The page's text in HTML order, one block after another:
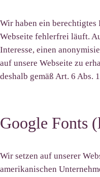
Wir haben ein berechtigtes
Webseite fehlerfrei läuft.
Interesse, einen
auf unsere Webseite zu
deshalb gemäß Art. 6 Abs.
Google Fonts
Wir setzen auf unserer
amerikanischen